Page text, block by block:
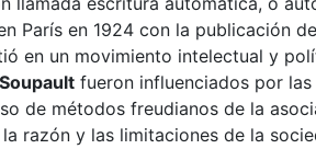
París en 1924 con la publicación
en un movimiento intelectual y
fueron influenciados por
de métodos freudianos de la
razón y las limitaciones de la